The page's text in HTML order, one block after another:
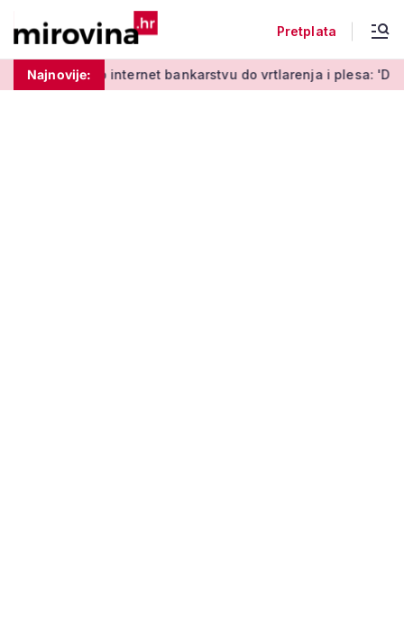
Pretplata
Najnovije:
učenja o internet bankarstvu do vrtlarenja i plesa: 'Da